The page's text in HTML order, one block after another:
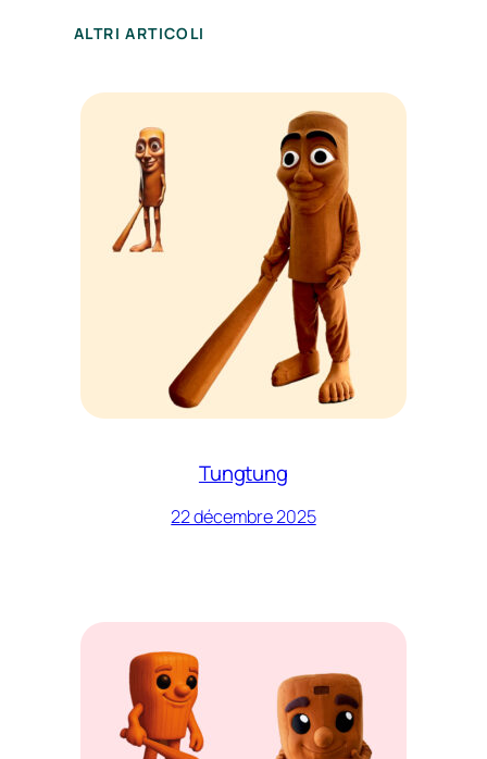
ALTRI ARTICOLI
Tungtung
22 décembre 2025